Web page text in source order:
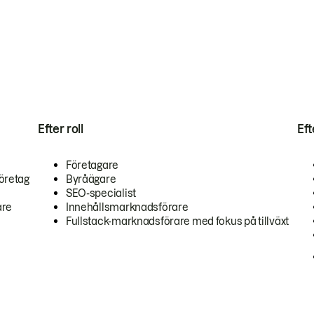
Efter roll
Företagare
Byråägare
SEO-specialist
Innehållsmarknadsförare
Fullstack-marknadsförare med fokus på tillväxt